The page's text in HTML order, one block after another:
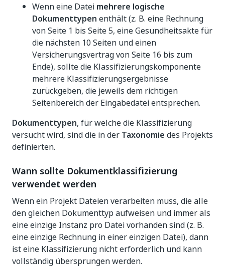
Wenn eine Datei mehrere logische
Dokumenttypen enthält (z. B. eine Rechnung
von Seite 1 bis Seite 5, eine Gesundheitsakte für
die nächsten 10 Seiten und einen
Versicherungsvertrag von Seite 16 bis zum
Ende), sollte die Klassifizierungskomponente
mehrere Klassifizierungsergebnisse
zurückgeben, die jeweils dem richtigen
Seitenbereich der Eingabedatei entsprechen.
Dokumenttypen, für welche die Klassifizierung
versucht wird, sind die in der Taxonomie des Projekts
definierten.
Wann sollte Dokumentklassifizierung
verwendet werden
Wenn ein Projekt Dateien verarbeiten muss, die alle
den gleichen Dokumenttyp aufweisen und immer als
eine einzige Instanz pro Datei vorhanden sind (z. B.
eine einzige Rechnung in einer einzigen Datei), dann
ist eine Klassifizierung nicht erforderlich und kann
vollständig übersprungen werden.